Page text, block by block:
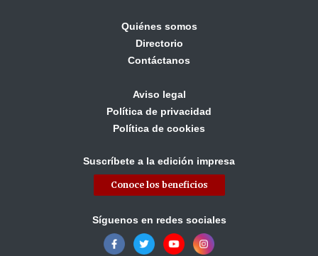
Quiénes somos
Directorio
Contáctanos
Aviso legal
Política de privacidad
Política de cookies
Suscríbete a la edición impresa
Conoce los beneficios
Síguenos en redes sociales